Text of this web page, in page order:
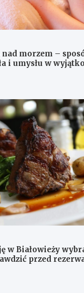
nad morzem –
i umysłu w
w Białowieży
przed